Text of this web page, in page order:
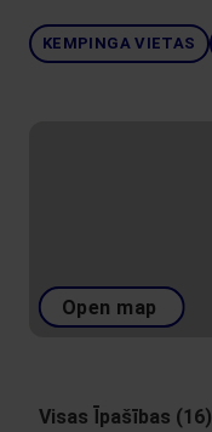
KEMPINGA VIETAS
Open map
Visas Īpašības (16)